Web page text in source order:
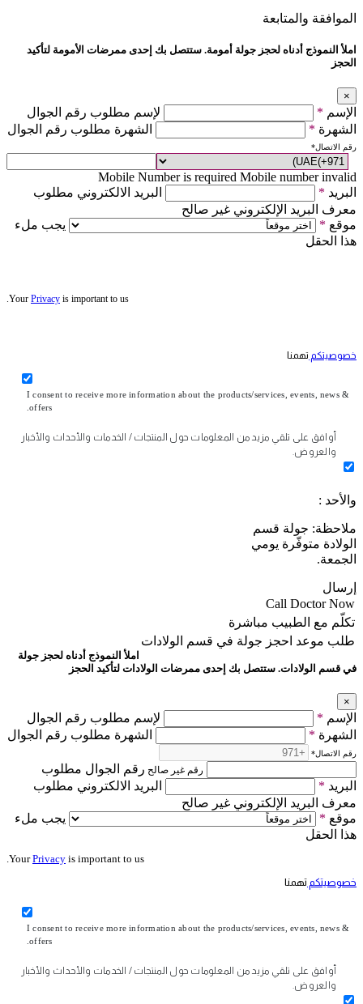
الموافقة والمتابعة
املأ النموذج أدناه لحجز جولة أمومة. ستتصل بك إحدى ممرضات الأمومة لتأكيد
الحجز
×
الإسم *
لإسم مطلوب رقم الجوال
الشهرة * الشهرة مطلوب رقم الجوال
رقم الاتصال*
Mobile Number is required Mobile number invalid
البريد *
البريد الالكتروني مطلوب
معرف البريد الإلكتروني غير صالح
موقع *
يجب ملء
هذا الحقل
Your Privacy is important to us.
خصوصيتكم تهمنا
I consent to receive more information about the products/services, events, news &
offers.
أوافق على تلقي مزيد من المعلومات حول المنتجات / الخدمات والأحداث والأخبار
والعروض.
والأحد :
ملاحظة: جولة قسم
الولادة متوفّرة يومي
الجمعة.
إرسال
Call Doctor Now
تكلّم مع الطبيب مباشرة
طلب موعد احجز جولة في قسم الولادات
املأ النموذج أدناه لحجز جولة
في قسم الولادات. ستتصل بك إحدى ممرضات الولادات لتأكيد الحجز
×
الإسم *
لإسم مطلوب رقم الجوال
الشهرة * الشهرة مطلوب رقم الجوال
رقم الاتصال*
رقم غير صالح رقم الجوال مطلوب
البريد *
البريد الالكتروني مطلوب
معرف البريد الإلكتروني غير صالح
موقع *
يجب ملء
هذا الحقل
YourPrivacy is important to us.
خصوصيتكم تهمنا
I consent to receive more information about the products/services, events, news &
offers.
أوافق على تلقي مزيد من المعلومات حول المنتجات / الخدمات والأحداث والأخبار
والعروض.